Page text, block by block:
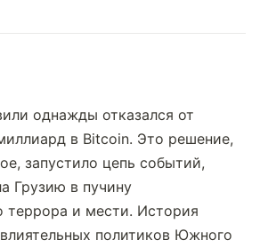
однажды отказался от
в Bitcoin. Это решение,
запустило цепь событий,
Грузию в пучину
террора и мести. История
политиков Южного